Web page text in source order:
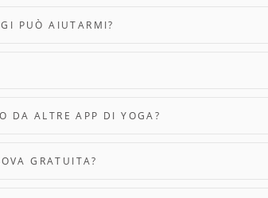
PUÒ AIUTARMI?
DA ALTRE APP DI YOGA?
GRATUITA?